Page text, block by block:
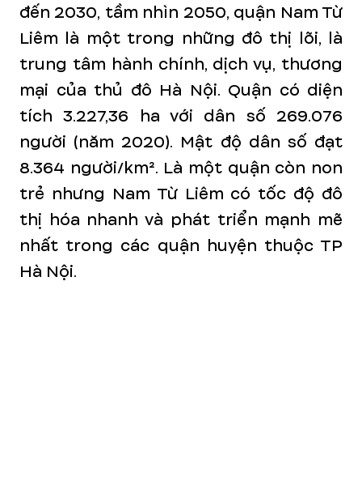
đến 2030, tầm nhìn 2050, quận Nam Từ
Liêm là một trong những đô thị lõi, là
trung tâm hành chính, dịch vụ, thương
mại của thủ đô Hà Nội. Quận có diện
tích 3.227,36 ha với dân số 269.076
người (năm 2020). Mật độ dân số đạt
8.364 người/km². Là một quận còn non
trẻ nhưng Nam Từ Liêm có tốc độ đô
thị hóa nhanh và phát triển mạnh mẽ
nhất trong các quận huyện thuộc TP
Hà Nội.